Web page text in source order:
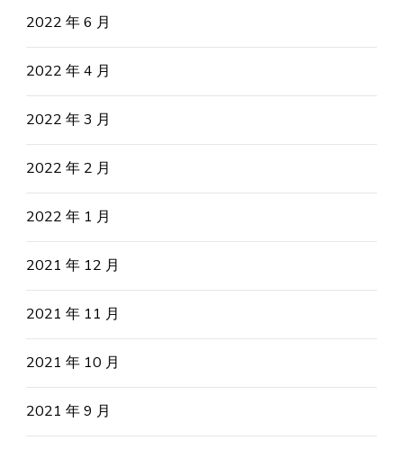
2022 年 6 月
2022 年 4 月
2022 年 3 月
2022 年 2 月
2022 年 1 月
2021 年 12 月
2021 年 11 月
2021 年 10 月
2021 年 9 月